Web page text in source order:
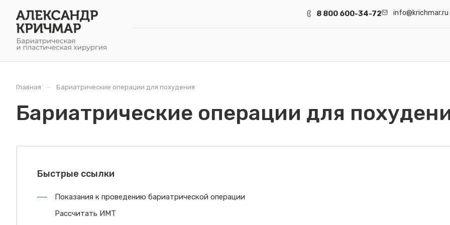
8 800 600-34-72 info@krichmar.ru
Главная — Бариатрические операции для похудения
Бариатрические операции для
Быстрые ссылки
Показания к проведению бариатрической операции
Рассчитать ИМТ